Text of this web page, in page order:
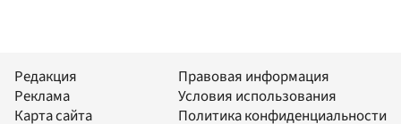
Редакция
Реклама
Карта сайта
Правовая информация
Условия использования
Политика конфиденциальности